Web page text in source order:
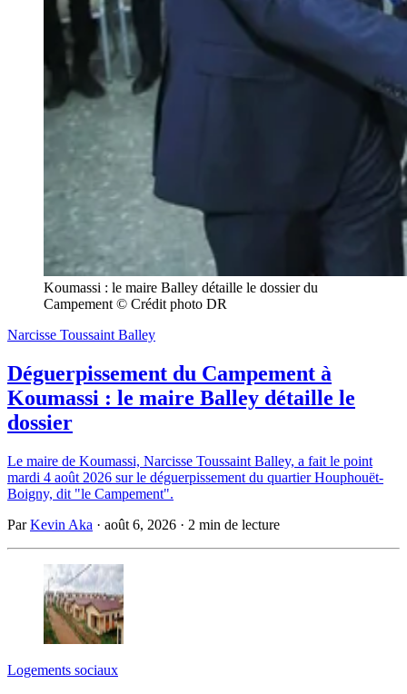
Koumassi : le maire Balley détaille le dossier du
Campement © Crédit photo DR
Narcisse Toussaint Balley
Déguerpissement du Campement à
Koumassi : le maire Balley détaille le
dossier
Le maire de Koumassi, Narcisse Toussaint Balley, a fait le point
mardi 4 août 2026 sur le déguerpissement du quartier Houphouët-
Boigny, dit "le Campement".
ParKevin Aka · août 6, 2026 · 2 min de lecture
Logements sociaux